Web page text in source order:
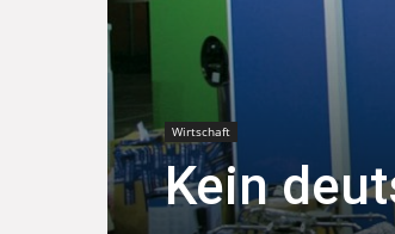
Wirtschaft
Kein